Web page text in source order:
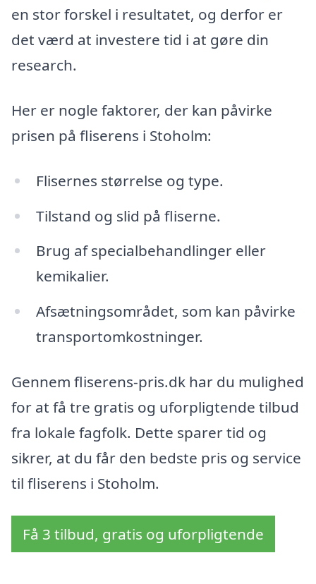
en stor forskel i resultatet, og derfor er
det værd at investere tid i at gøre din
research.
Her er nogle faktorer, der kan påvirke
prisen på fliserens i Stoholm:
Flisernes størrelse og type.
Tilstand og slid på fliserne.
Brug af specialbehandlinger eller
kemikalier.
Afsætningsområdet, som kan påvirke
transportomkostninger.
Gennem fliserens-pris.dk har du mulighed
for at få tre gratis og uforpligtende tilbud
fra lokale fagfolk. Dette sparer tid og
sikrer, at du får den bedste pris og service
til fliserens i Stoholm.
Få 3 tilbud, gratis og uforpligtende